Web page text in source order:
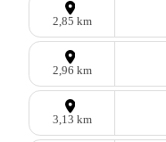
2,85 km
2,96 km
3,13 km